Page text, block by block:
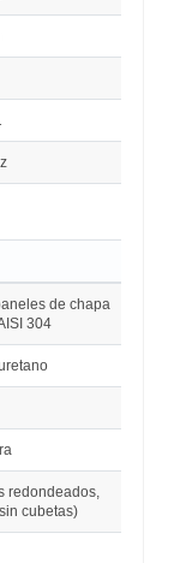
de chapa
304
redondeados,
cubetas)